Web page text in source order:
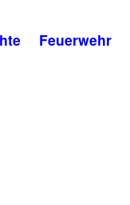
Feuerwehr